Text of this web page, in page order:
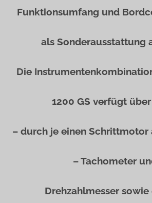
Funktionsumfang und
als Sonderausstattung
Die
1200 GS verfügt
– durch je einen Schrittmotor
– Tachometer
Drehzahlmesser sowie